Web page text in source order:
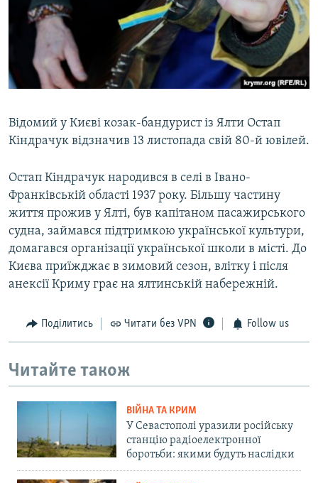
Відомий у Києві козак-бандурист із Ялти Остап
Кіндрачук відзначив 13 листопада свій 80-й ювілей.
Остап Кіндрачук народився в селі в Івано-
Франківській області 1937 року. Більшу частину
життя прожив у Ялті, був капітаном пасажирського
судна, займався підтримкою української культури,
домагався організації української школи в місті. До
Києва приїжджає в зимовий сезон, влітку і після
анексії Криму грає на ялтинській набережній.
Поділитись Читати без VPN Follow us
Читайте також
ВІЙНА ТА КРИМ
У Севастополі уразили російську
станцію радіоелектронної
боротьби: якими будуть наслідки